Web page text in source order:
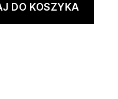
DO KOSZYKA